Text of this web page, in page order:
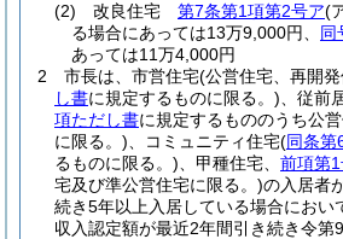
(2)
改良住宅 第7条第1項第2号ア(
る場合にあっては13万9,000円、 同
あっては11万4,000円
2
市長は、市営住宅(公営住宅、再開
し書に規定するものに限る。) 、従前
項ただし書に規定するもののうち公
に限る。) 、コミュニティ住宅(同条第
るものに限る。) 、甲種住宅、 前項第
宅及び準公営住宅に限る。)の入居者
続き5年以上入居している場合におい
収入認定額が最近2年間引き続き令第